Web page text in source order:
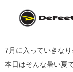
7月に入っていきな
本日はそんな暑い夏